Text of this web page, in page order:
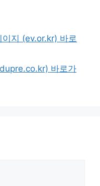
지 (ev.or.kr) 바로
바로가